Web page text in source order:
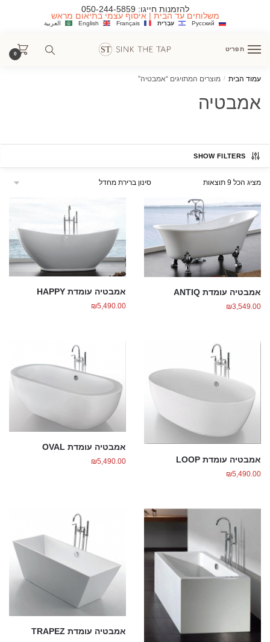
להזמנות חייגו: 050-244-5859
משלוחים עד הבית | איסוף עצמי בתיאום מראש
العربية English Français עִבְרִית Русский
תפריט
0
עמוד הבית / מוצרים המתויגים “אמבטיה”
אמבטיה
SHOW FILTERS
מציג הכל 9 תוצאות
אמבטיה עומדת ANTIQ
₪3,549.00
אמבטיה עומדת HAPPY
₪5,490.00
אמבטיה עומדת LOOP
₪5,490.00
אמבטיה עומדת OVAL
₪5,490.00
אמבטיה עומדת TRAPEZ